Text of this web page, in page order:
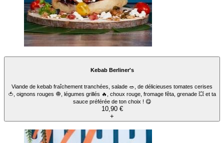
Menu Kebab Dönery's
Viande de kebab fraîchement tranchée, salade fraîche, tomates cerises, oignons
rouges et sauce au choix 1 boisson 33 cl au choix.
11,90 €
+